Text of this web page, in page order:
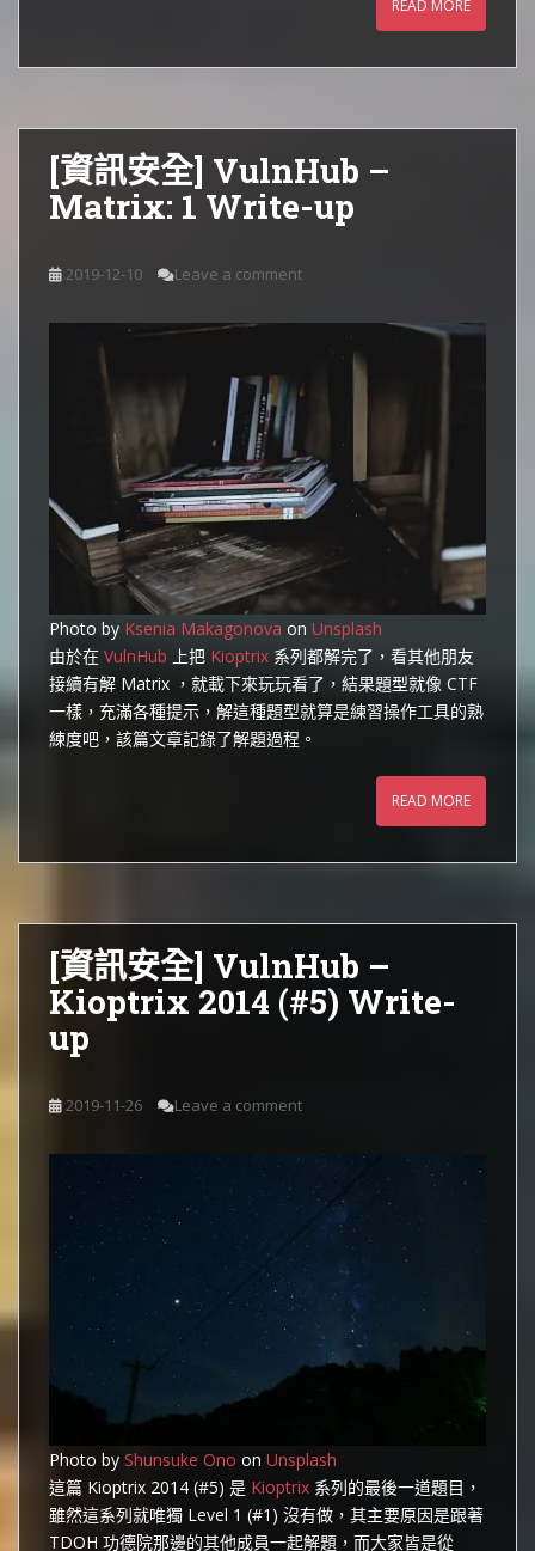
READ MORE
[資訊安全] VulnHub –
Matrix: 1 Write-up
2019-12-10 Leave a comment
Photo by Ksenia Makagonova on Unsplash
由於在 VulnHub 上把 Kioptrix 系列都解完了，看其他朋友
接續有解 Matrix ，就載下來玩玩看了，結果題型就像 CTF
一樣，充滿各種提示，解這種題型就算是練習操作工具的熟
練度吧，該篇文章記錄了解題過程。
READ MORE
[資訊安全] VulnHub –
Kioptrix 2014 (#5) Write-
up
2019-11-26 Leave a comment
Photo by Shunsuke Ono on Unsplash
這篇 Kioptrix 2014 (#5) 是 Kioptrix 系列的最後一道題目，
雖然這系列就唯獨 Level 1 (#1) 沒有做，其主要原因是跟著
TDOH 功德院那邊的其他成員一起解題，而大家皆是從